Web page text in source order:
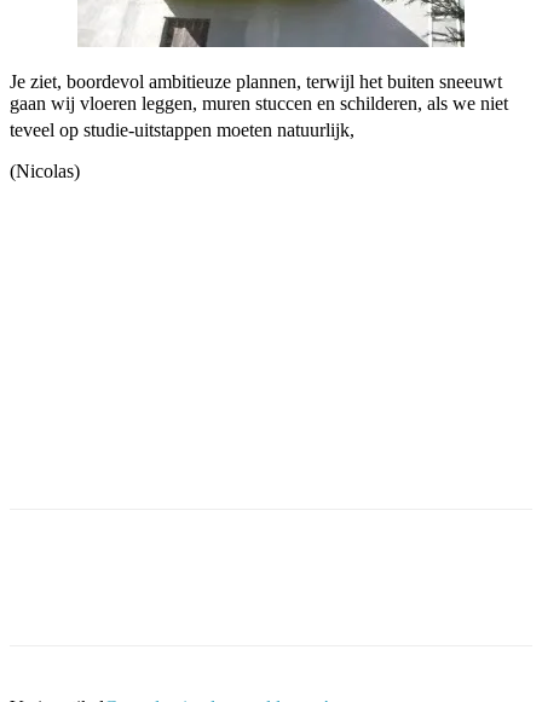
Je ziet, boordevol ambitieuze plannen, terwijl het buiten sneeuwt
gaan wij vloeren leggen, muren stuccen en schilderen, als we niet
teveel op studie-uitstappen moeten natuurlijk,
(Nicolas)